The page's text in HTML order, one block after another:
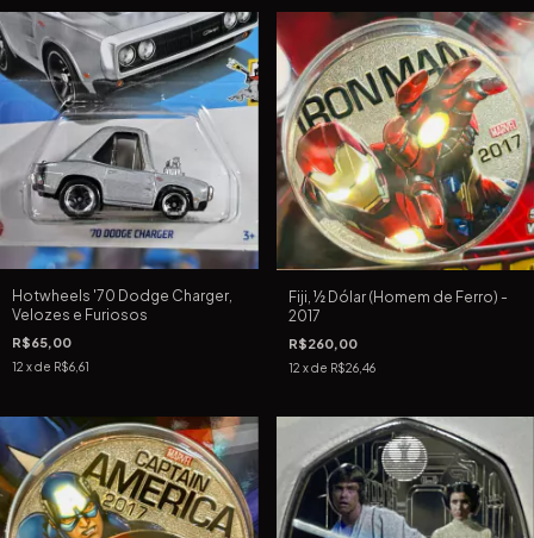
Hotwheels '70 Dodge Charger,
Velozes e Furiosos
R$65,00
12 x de R$6,61
Fiji, ½ Dólar (Homem de Ferro) -
2017
R$260,00
12 x de R$26,46